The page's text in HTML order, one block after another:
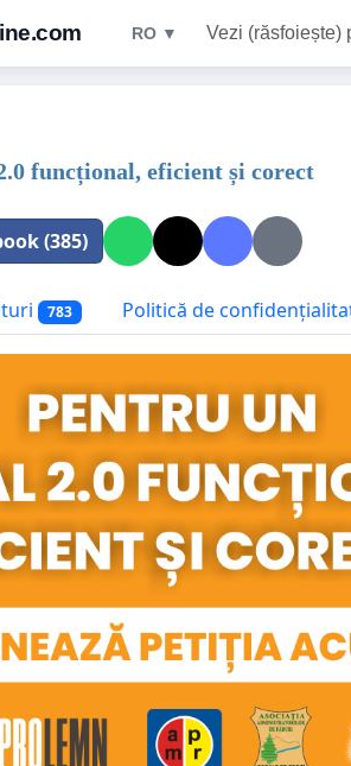
RO ▼ Vezi (răsfoiește)
funcțional, eficient și corect
(385)
783 Politică de